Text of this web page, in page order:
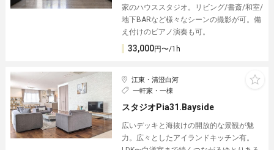
家のハウススタジオ。リビング/書斎/和室/
地下BARなど様々なシーンの撮影が可。備
え付けのピアノ演奏も可。
33,000円〜/1h
江東・清澄白河
一軒家・一棟
スタジオPia31.Bayside
広いデッキと海抜けの開放的な景観が魅
力。広々としたアイランドキッチン有。